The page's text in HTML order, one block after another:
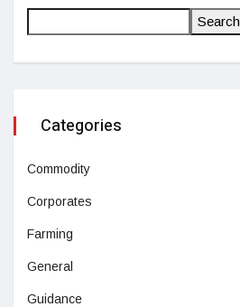
Search
Categories
Commodity
Corporates
Farming
General
Guidance